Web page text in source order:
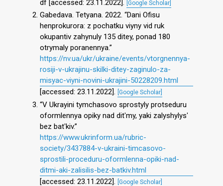
df [accessed: 23.11.2022]. [Google Scholar]
Gabedava. Tetyana. 2022. “Dani Ofisu
henprokurora: z pochatku viyny vid ruk
okupantiv zahynuly 135 ditey, ponad 180
otrymaly poranennya.”
https://nv.ua/ukr/ukraine/events/vtorgnennya-
rosiji-v-ukrajinu-skilki-ditey-zaginulo-za-
misyac-viyni-novini-ukrajini-50228209.html
[accessed: 23.11.2022]. [Google Scholar]
“V Ukrayini tymchasovo sprostyly protseduru
oformlennya opiky nad ditʹmy, yaki zalyshylysʹ
bez batʹkiv.”
https://www.ukrinform.ua/rubric-
society/3437884-v-ukraini-timcasovo-
sprostili-proceduru-oformlenna-opiki-nad-
ditmi-aki-zalisilis-bez-batkiv.html
[accessed: 23.11.2022]. [Google Scholar]